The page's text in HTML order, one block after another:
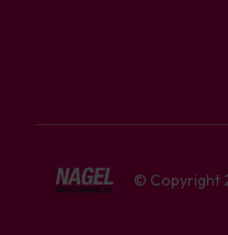
© Copyright